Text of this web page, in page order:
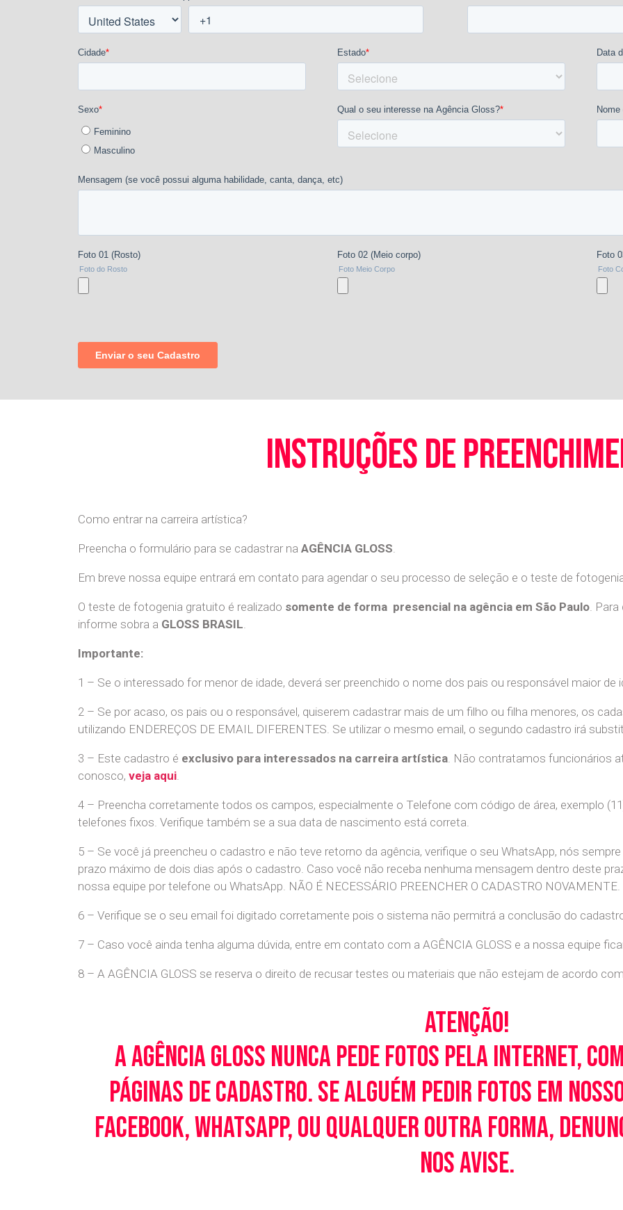
instruções de
Como entrar na carreira artística?
Preencha o formulário para se cadastrar na AGÊNCIA GLOSS
Em breve nossa equipe entrará em contato para agendar o seu processo de seleção e o teste de
O teste de fotogenia gratuito é realizado somente de forma presencial na agência em São Paulo .
informe sobra a GLOSS BRASIL
Importante:
1 – Se o interessado for menor de idade, deverá ser preenchido o nome dos pais ou responsável maior de
2 – Se por acaso, os pais ou o responsável, quiserem cadastrar mais de um filho ou filha menores, os
utilizando ENDEREÇOS DE EMAIL DIFERENTES. Se utilizar o mesmo email, o segundo cadastro irá
3 – Este cadastro é exclusivo para interessados na carreira artística . Não contratamos funcionários
conosco, veja aqui
4 – Preencha corretamente todos os campos, especialmente o Telefone com código de área, exemplo
telefones fixos. Verifique também se a sua data de nascimento está correta.
5 – Se você já preencheu o cadastro e não teve retorno da agência, verifique o seu WhatsApp, nós
prazo máximo de dois dias após o cadastro. Caso você não receba nenhuma mensagem dentro deste
nossa equipe por telefone ou WhatsApp. NÃO É NECESSÁRIO PREENCHER O CADASTRO NOVAMENTE.
6 – Verifique se o seu email foi digitado corretamente pois o sistema não permitrá a conclusão do
7 – Caso você ainda tenha alguma dúvida, entre em contato com a AGÊNCIA GLOSS e a nossa equipe
8 – A AGÊNCIA GLOSS se reserva o direito de recusar testes ou materiais que não estejam de acordo
Atenção!
A Agência Gloss nunca pede fotos pela Internet,
páginas de cadastro. Se alguém pedir fotos em
Facebook, WhatsApp, ou qualquer outra forma,
nos avise.